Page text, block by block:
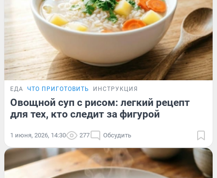
ЕДА ЧТО ПРИГОТОВИТЬ ИНСТРУКЦИЯ
Овощной суп с рисом: легкий рецепт
для тех, кто следит за фигурой
1 июня, 2026, 14:30 277 Обсудить